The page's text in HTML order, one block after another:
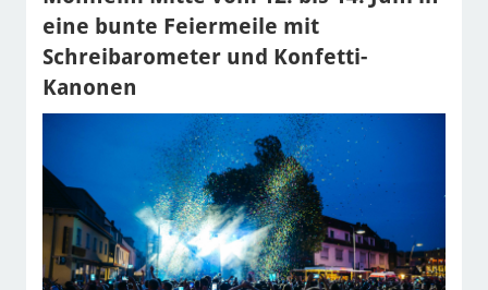
eine bunte Feiermeile mit
Schreibarometer und Konfetti-
Kanonen